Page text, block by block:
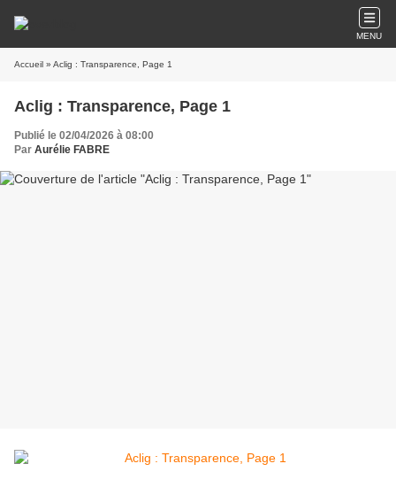
MENU
Accueil » Aclig : Transparence, Page 1
Aclig : Transparence, Page 1
Publié le 02/04/2026 à 08:00
Par Aurélie FABRE